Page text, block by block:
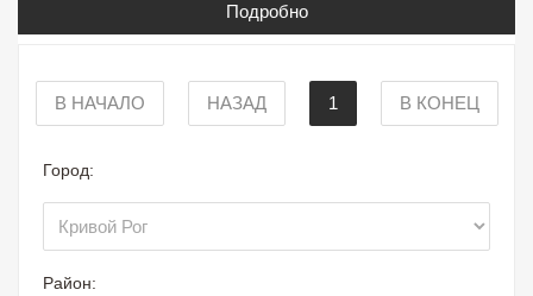
Подробно
В НАЧАЛО НАЗАД 1 В КОНЕЦ
Город:
Район: